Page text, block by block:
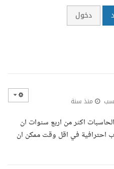
دخول
منذ سنة
اكثر من اربع سنوات ان
ب احترافية في اقل وقت ممكن ان